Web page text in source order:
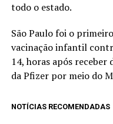
todo o estado.
São Paulo foi o
vacinação infantil
14, horas após
da Pfizer por meio do
NOTÍCIAS RECOMENDADAS